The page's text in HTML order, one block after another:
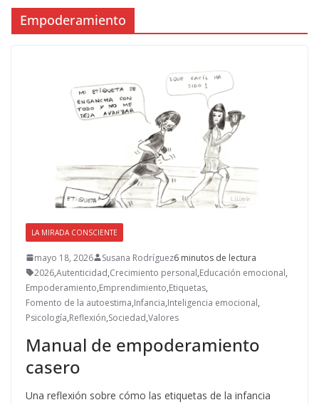
Empoderamiento
LA MIRADA CONSCIENTE
mayo 18, 2026 Susana Rodríguez6 minutos de lectura
2026,Autenticidad,Crecimiento personal,Educación emocional,
Empoderamiento,Emprendimiento,Etiquetas,
Fomento de la autoestima,Infancia,Inteligencia emocional,
Psicología,Reflexión,Sociedad,Valores
Manual de empoderamiento
casero
Una reflexión sobre cómo las etiquetas de la infancia